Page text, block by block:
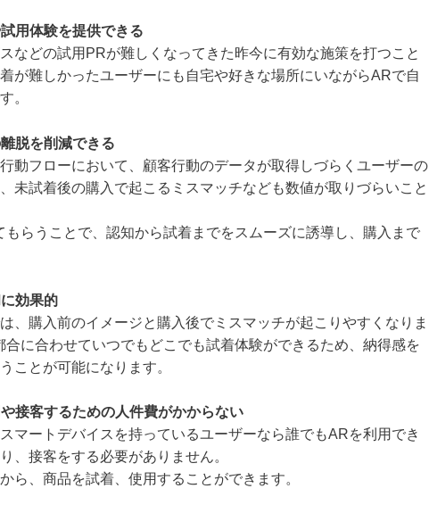
用体験を提供できる
などの試用PRが難しくなってきた昨今に有効な施策を打つこと
が難しかったユーザーにも自宅や好きな場所にいながらARで自
。
脱を削減できる
動フローにおいて、顧客行動のデータが取得しづらくユーザーの
未試着後の購入で起こるミスマッチなども数値が取りづらいこと
らうことで、認知から試着までをスムーズに誘導し、購入まで
効果的
、購入前のイメージと購入後でミスマッチが起こりやすくなりま
に合わせていつでもどこでも試着体験ができるため、納得感を
ことが可能になります。
接客するための人件費がかからない
マートデバイスを持っているユーザーなら誰でもARを利用でき
、接客をする必要がありません。
ら、商品を試着、使用することができます。